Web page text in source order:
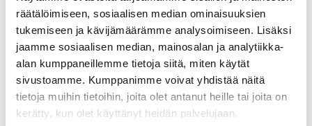
räätälöimiseen, sosiaalisen median ominaisuuksien
tukemiseen ja kävijämäärämme analysoimiseen. Lisäksi
jaamme sosiaalisen median, mainosalan ja analytiikka-
alan kumppaneillemme tietoja siitä, miten käytät
sivustoamme. Kumppanimme voivat yhdistää näitä
tietoja muihin tietoihin, joita olet antanut heille tai joita on
kerätty, kun olet käyttänyt heidän palvelujaan.
siksi luovuttava kokonaan. Vastauksena sodan
vaikutuksiin saatavuusharkinnan purkaminen voitaisiin
aloittaa itäisestä Suomesta.
2. Tuulivoiman ja puolustusvoimien tutkavalvonnan
parempi yhteensovittaminen voisi käynnistää satojen
miljoonien eurojen tuulivoimainvestoinnit Itä-Suomessa.